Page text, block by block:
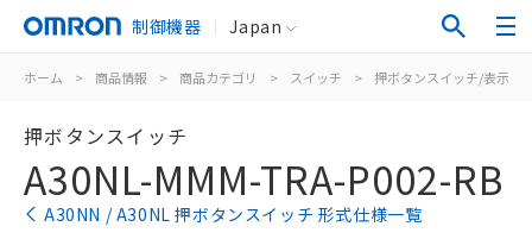
制御機器 Japan
ホーム > 商品情報 > 商品カテゴリ > スイッチ > 押ボタンスイッチ/表示灯
押ボタンスイッチ
A30NL-MMM-TRA-P002-RB
A30NN / A30NL 押ボタンスイッチ 形式仕様一覧